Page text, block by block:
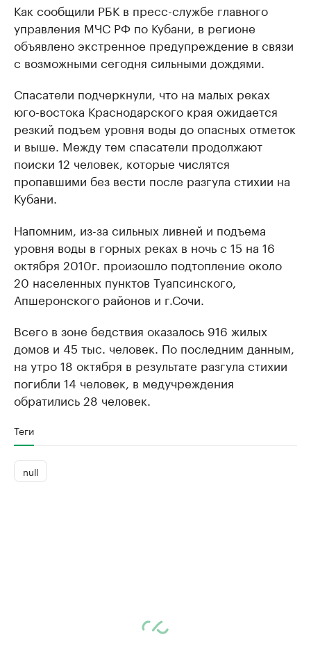
Как сообщили РБК в пресс-службе главного
управления МЧС РФ по Кубани, в регионе
объявлено экстренное предупреждение в связи
с возможными сегодня сильными дождями.
Спасатели подчеркнули, что на малых реках
юго-востока Краснодарского края ожидается
резкий подъем уровня воды до опасных отметок
и выше. Между тем спасатели продолжают
поиски 12 человек, которые числятся
пропавшими без вести после разгула стихии на
Кубани.
Напомним, из-за сильных ливней и подъема
уровня воды в горных реках в ночь с 15 на 16
октября 2010г. произошло подтопление около
20 населенных пунктов Туапсинского,
Апшеронского районов и г.Сочи.
Всего в зоне бедствия оказалось 916 жилых
домов и 45 тыс. человек. По последним данным,
на утро 18 октября в результате разгула стихии
погибли 14 человек, в медучреждения
обратились 28 человек.
Теги
null